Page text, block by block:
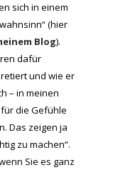
sich in einem
(hier
Blog).
dafür
und wie er
– in meinen
die Gefühle
Das zeigen ja
zu machen“.
Sie es ganz